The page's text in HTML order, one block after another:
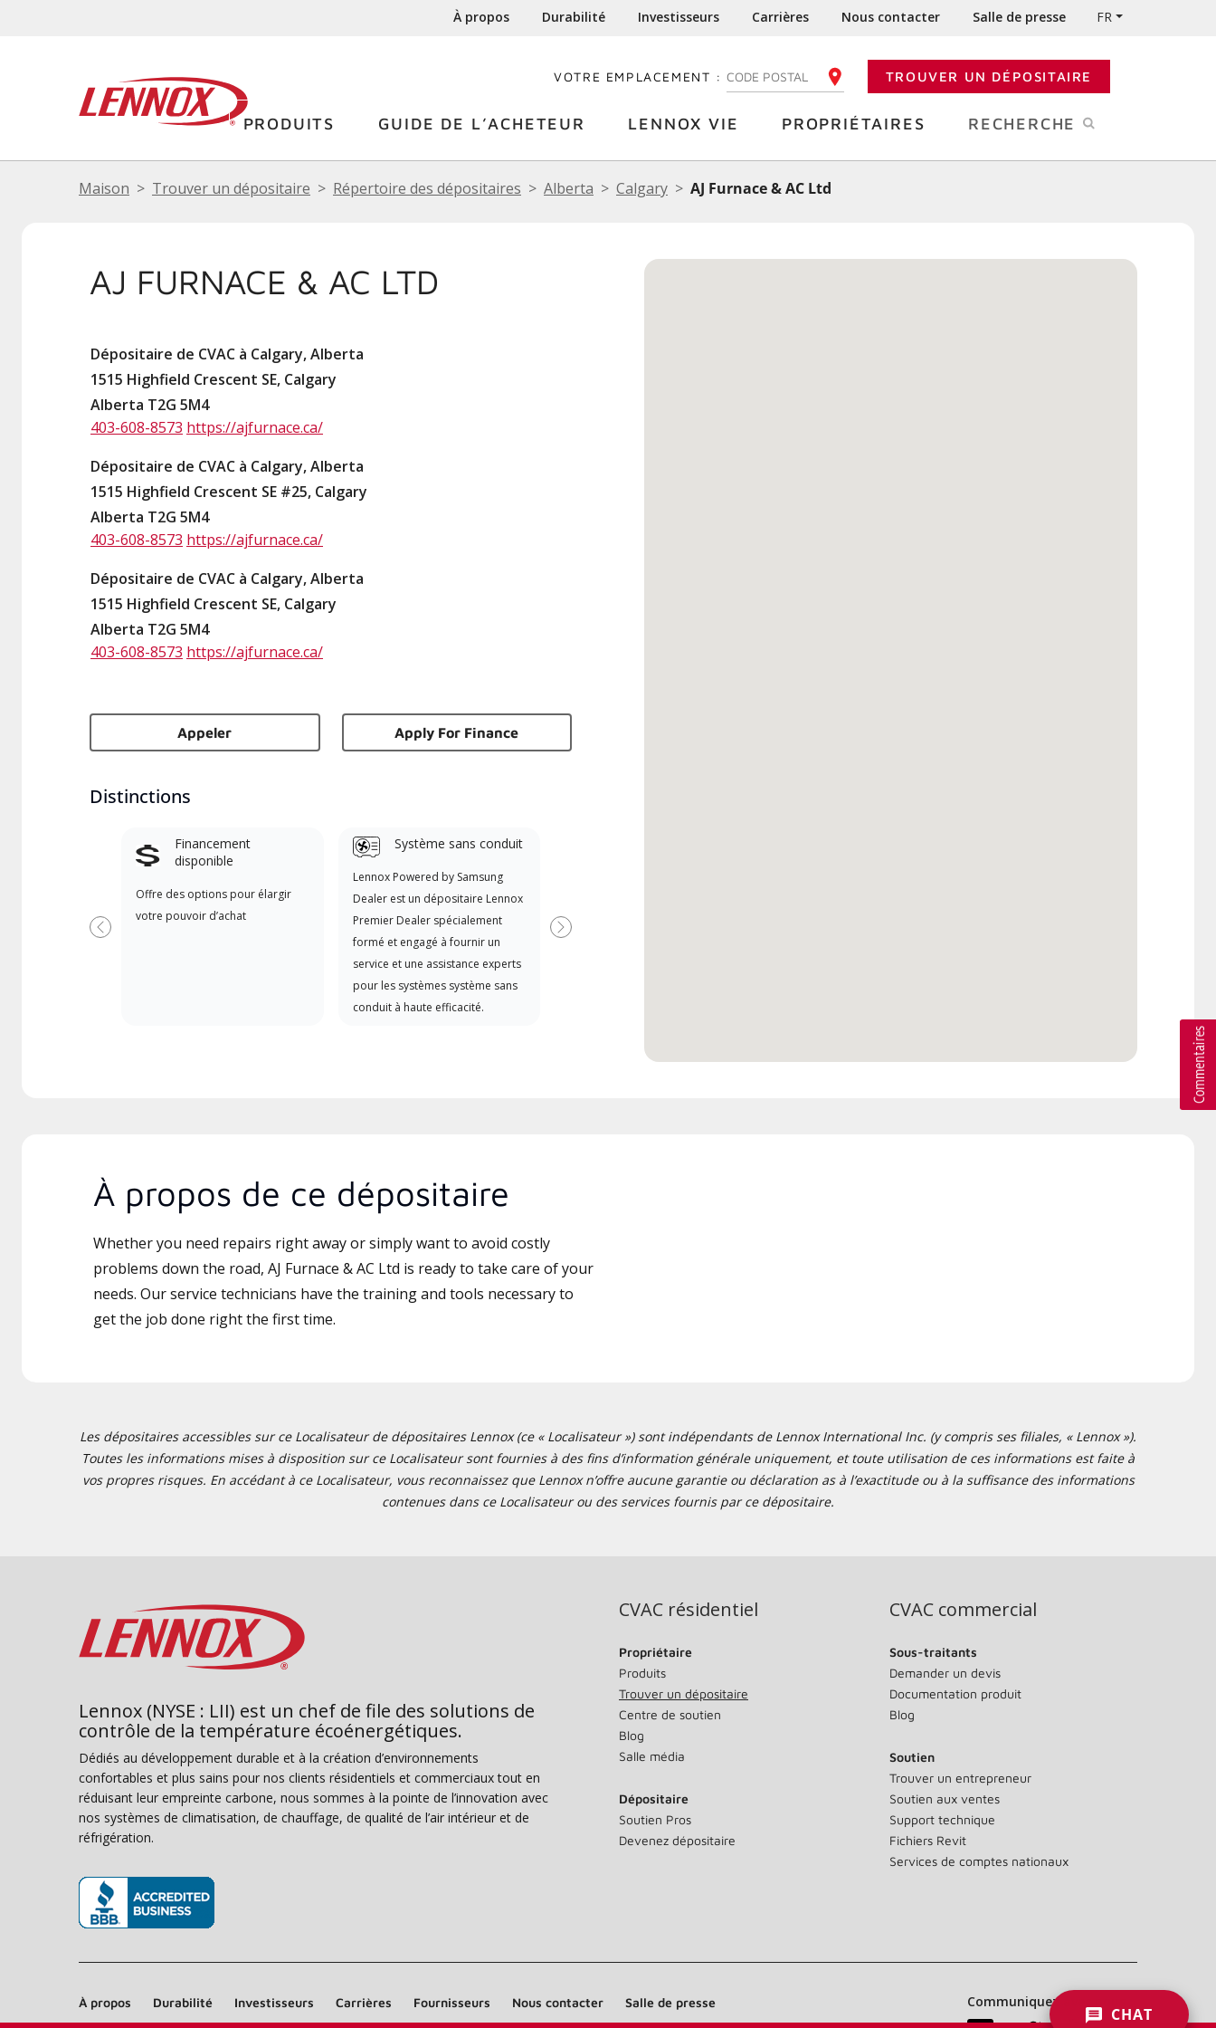
À propos Durabilité Investisseurs Carrières Nous contacter Salle de presse FR
VOTRE EMPLACEMENT : ENTREZ VOTRE CODE POSTALTROUVER UN DÉPOSITAIRE
PRODUITS GUIDE DE L’ACHETEUR LENNOX VIE PROPRIÉTAIRES RECHERCHE
Maison Trouver un dépositaire Répertoire des dépositaires Alberta Calgary AJ Furnace & AC Ltd
AJ FURNACE & AC LTD
Dépositaire de CVAC à Calgary, Alberta
1515 Highfield Crescent SE, Calgary
Alberta T2G 5M4
403-608-8573 https://ajfurnace.ca/
Dépositaire de CVAC à Calgary, Alberta
1515 Highfield Crescent SE #25, Calgary
Alberta T2G 5M4
403-608-8573 https://ajfurnace.ca/
Dépositaire de CVAC à Calgary, Alberta
1515 Highfield Crescent SE, Calgary
Alberta T2G 5M4
403-608-8573 https://ajfurnace.ca/
Appeler Apply For Finance
Distinctions
Financement
disponible
Offre des options pour élargir
votre pouvoir d’achat
Système sans conduit
Lennox Powered by Samsung
Dealer est un dépositaire Lennox
Premier Dealer spécialement
formé et engagé à fournir un
service et une assistance experts
pour les systèmes système sans
conduit à haute efficacité.
Précédent Suivant
À propos de ce dépositaire
Whether you need repairs right away or simply want to avoid costly
problems down the road, AJ Furnace & AC Ltd is ready to take care of your
needs. Our service technicians have the training and tools necessary to
get the job done right the first time.
Les dépositaires accessibles sur ce Localisateur de dépositaires Lennox (ce « Localisateur ») sont indépendants de Lennox International Inc. (y compris ses filiales, « Lennox »).
Toutes les informations mises à disposition sur ce Localisateur sont fournies à des fins d’information générale uniquement, et toute utilisation de ces informations est faite à
vos propres risques. En accédant à ce Localisateur, vous reconnaissez que Lennox n’offre aucune garantie ou déclaration as à l’exactitude ou à la suffisance des informations
contenues dans ce Localisateur ou des services fournis par ce dépositaire.
Lennox (NYSE : LII) est un chef de file des solutions de
contrôle de la température écoénergétiques.
Dédiés au développement durable et à la création d’environnements
confortables et plus sains pour nos clients résidentiels et commerciaux tout en
réduisant leur empreinte carbone, nous sommes à la pointe de l’innovation avec
nos systèmes de climatisation, de chauffage, de qualité de l’air intérieur et de
réfrigération.
CVAC résidentiel
Propriétaire
Produits
Trouver un dépositaire
Centre de soutien
Blog
Salle média
Dépositaire
Soutien Pros
Devenez dépositaire
CVAC commercial
Sous-traitants
Demander un devis
Documentation produit
Blog
Soutien
Trouver un entrepreneur
Soutien aux ventes
Support technique
Fichiers Revit
Services de comptes nationaux
À propos Durabilité Investisseurs Carrières Fournisseurs Nous contacter Salle de presse Communiquez avec nous :
CHAT